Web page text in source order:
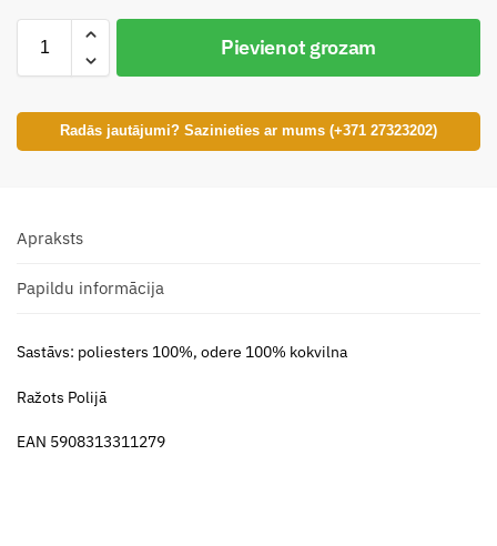
Pievienot grozam
Radās jautājumi? Sazinieties ar mums (+371 27323202)
Apraksts
Papildu informācija
Sastāvs: poliesters 100%, odere 100% kokvilna
Ražots Polijā
EAN 5908313311279